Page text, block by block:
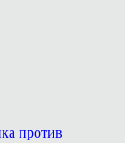
против